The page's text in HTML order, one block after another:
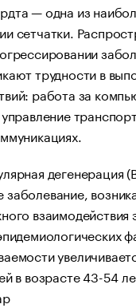
— одна из
сетчатки.
трудности в
работа за
дегенерация
заболевание,
взаимодействия
в возрасте 43-54